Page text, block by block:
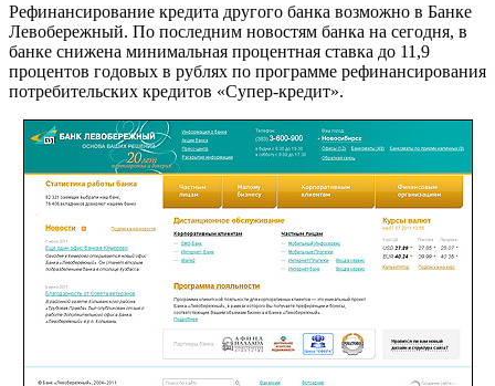
Рефинансирование кредита другого банка возможно в Банке
Левобережный. По последним новостям банка на сегодня, в
банке снижена минимальная процентная ставка до 11,9
процентов годовых в рублях по программе рефинансирования
потребительских кредитов «Супер-кредит».